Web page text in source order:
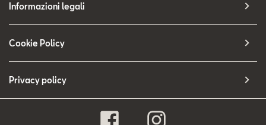
Informazioni legali
Cookie Policy
Privacy policy